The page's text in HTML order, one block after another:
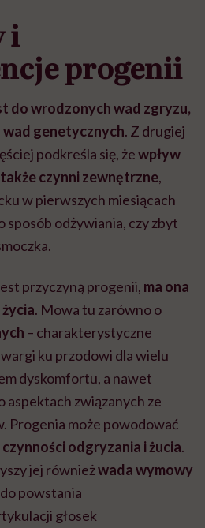
i
progenii
do wrodzonych wad zgryzu,
wad genetycznych. Z drugiej
podkreśla się, żewpływ
czynni zewnętrzne,
w pierwszych miesiącach
sposób odżywiania, czy zbyt
przyczyną progenii, ma ona
. Mowa tu zarówno o
– charakterystyczne
ku przodowi dla wielu
dyskomfortu, a nawet
aspektach związanych ze
Progenia może powodować
odgryzania i żucia.
jej równieżwada wymowy
powstania
głosek